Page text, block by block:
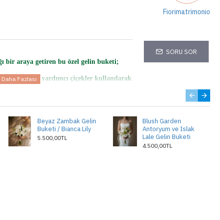
Fiorimatrimonio
Beyaz Zambak Gelin
Buketi / Bianca Lily
5.500,00TL
Blush Garden
Antoryum ve Islak
Lale Gelin Buketi
4.500,00TL
bir araya getiren bu özel gelin buketi;
ve seçkin yardımcı çiçekler kullanılarak
ve zamansız görünümü, yeşil dokuların
buketi; nikâh, düğün ve özel çekimler
SORU SOR